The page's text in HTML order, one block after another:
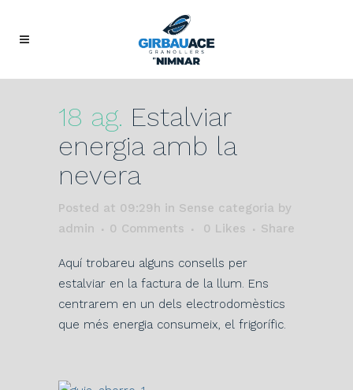
18 ag. Estalviar
energia amb la
nevera
Posted at 09:29h in Sense categoria by
admin
0 Comments 0 Likes Share
Aquí trobareu alguns consells per
estalviar en la factura de la llum. Ens
centrarem en un dels electrodomèstics
que més energia consumeix, el frigorífic.